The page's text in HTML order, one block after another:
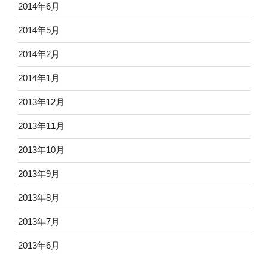
2014年6月
2014年5月
2014年2月
2014年1月
2013年12月
2013年11月
2013年10月
2013年9月
2013年8月
2013年7月
2013年6月